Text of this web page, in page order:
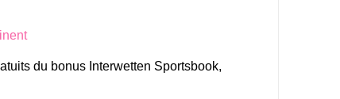
du bonus Interwetten Sportsbook,